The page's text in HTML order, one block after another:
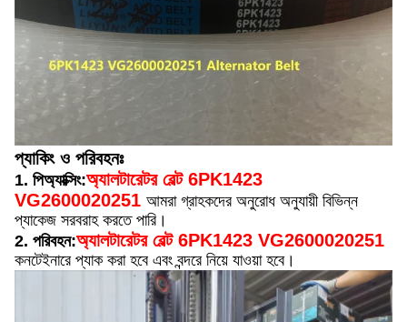
প্যাকিং ও পরিবহনঃ
1. পিঅ্যাক্সিং:অ্যালটারেটর বেল্ট 6PK1423
VG2600020251 আমরা গ্রাহকদের অনুরোধ অনুযায়ী বিভিন্ন
প্যাকেজ সরবরাহ করতে পারি।
2. পরিবহন:অ্যালটারেটর বেল্ট 6PK1423 VG2600020251
কনটেইনারে প্যাক করা হবে এবং বন্দরে নিয়ে যাওয়া হবে।